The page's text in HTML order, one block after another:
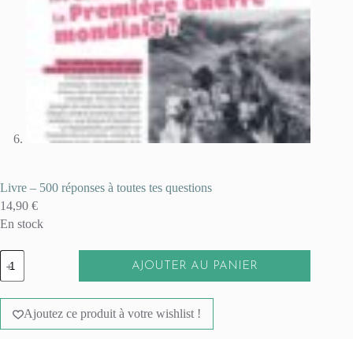
Livre – 500 réponses à toutes tes questions
14,90 €
En stock
quantité
de
Livre
-
500
réponses
AJOUTER AU PANIER
l
e
Ajoutez ce produit à votre wishlist !